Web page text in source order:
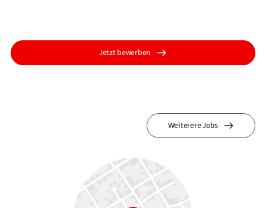
Jetzt bewerben
Weiterere Jobs